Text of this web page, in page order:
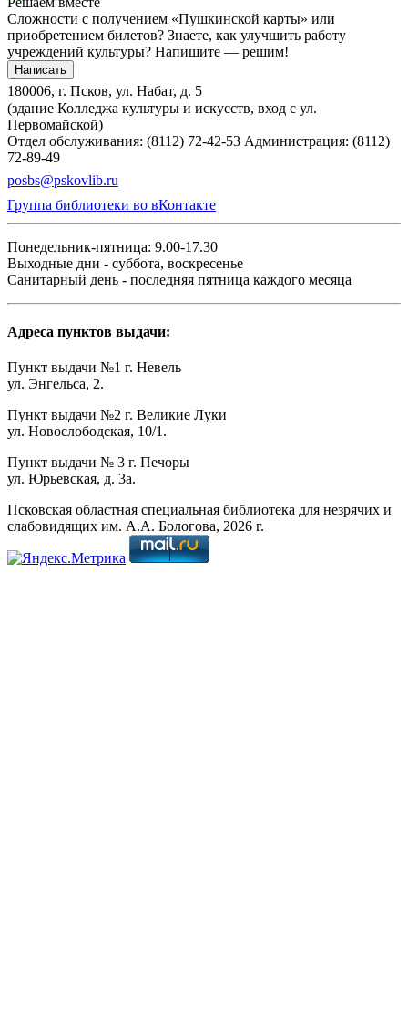
Сложности с получением «Пушкинской карты» или
приобретением билетов? Знаете, как улучшить работу
учреждений культуры? Напишите — решим!
Написать
180006, г. Псков, ул. Набат, д. 5
(здание Колледжа культуры и искусств, вход с ул.
Первомайской)
Отдел обслуживания: (8112) 72-42-53 Администрация: (8112)
72-89-49
posbs@pskovlib.ru
Группа библиотеки во вКонтакте
Понедельник-пятница: 9.00-17.30
Выходные дни - суббота, воскресенье
Санитарный день - последняя пятница каждого месяца
Адреса пунктов выдачи:
Пункт выдачи №1 г. Невель
ул. Энгельса, 2.
Пункт выдачи №2 г. Великие Луки
ул. Новослободская, 10/1.
Пункт выдачи № 3 г. Печоры
ул. Юрьевская, д. 3а.
Псковская областная специальная библиотека для незрячих и
слабовидящих им. А.А. Бологова, 2026 г.